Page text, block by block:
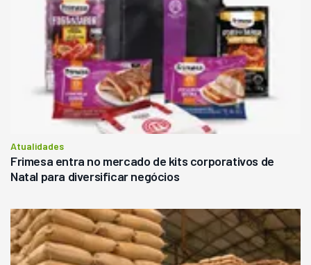
Atualidades
Frimesa entra no mercado de kits corporativos de
Natal para diversificar negócios